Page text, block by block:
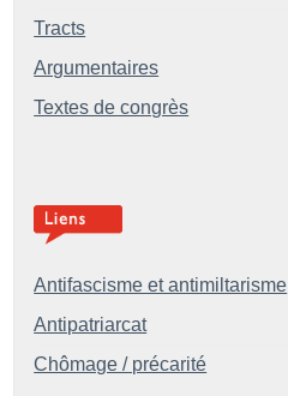
Tracts
Argumentaires
Textes de congrès
Antifascisme et antimiltarisme
Antipatriarcat
Chômage / précarité